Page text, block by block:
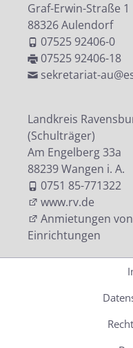
Graf-Erwin-Straße 1
88326 Aulendorf
07525 92406-0
07525 92406-18
sekretariat-
Landkreis
(Schulträger)
Am Engelberg 33a
88239 Wangen i. A.
0751 85-771322
www.rv.de
Anmietungen
Einrichtungen